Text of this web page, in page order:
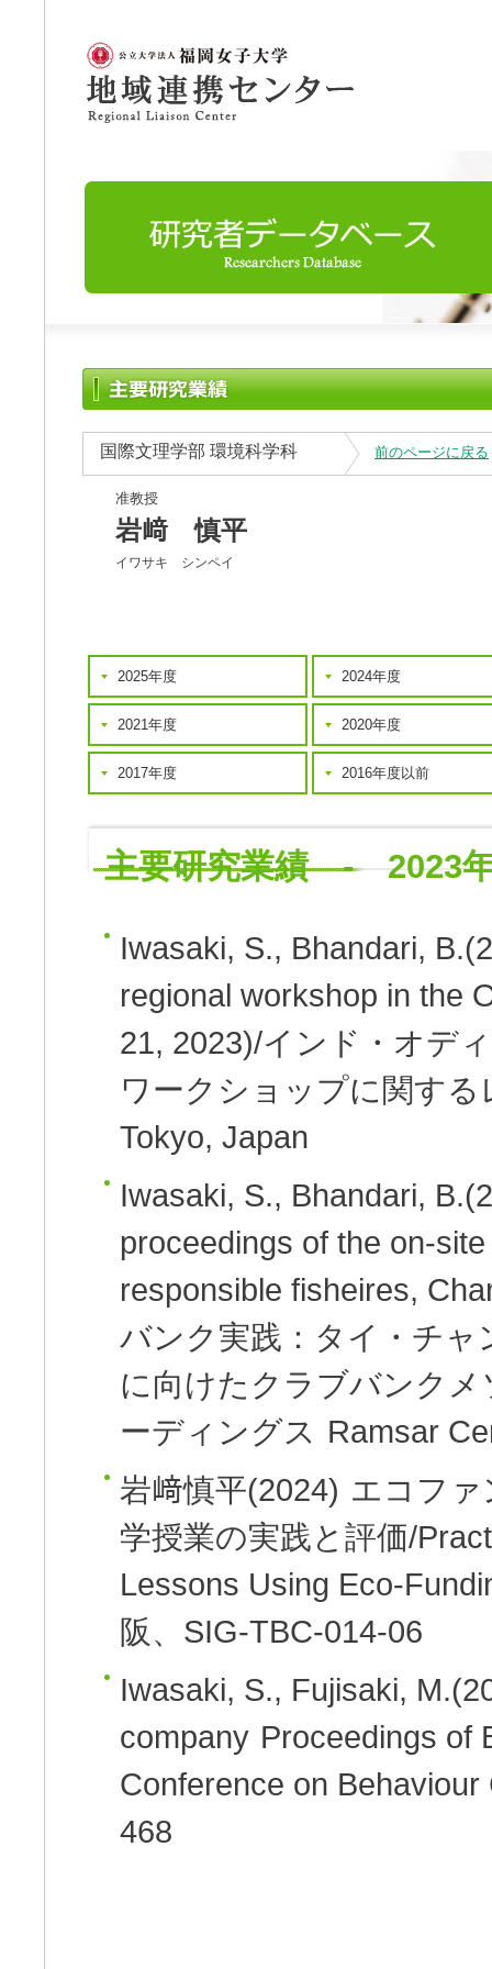
国際文理学部 環境科学科 前のページに戻る
准教授
岩﨑 慎平
イワサキ シンペイ
2025年度 2024年度
2021年度 2020年度
2017年度 2016年度以前
主要研究業績 - 2023
Iwasaki, S., Bhandari,
regional workshop in the
21, 2023)/インド・オデ
ワークショップに関す
Tokyo, Japan
Iwasaki, S., Bhandari,
proceedings of the on-
responsible fisheires,
バンク実践：タイ・チ
に向けたクラブバンク
ーディングス Ramsar
岩﨑慎平(2024) エコファ
学授業の実践と評価/
Lessons Using Eco-
阪、SIG-TBC-014-06
Iwasaki, S., Fujisaki,
company Proceedings of
Conference on
468